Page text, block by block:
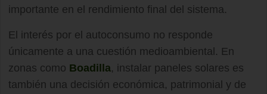
importante en el rendimiento final del sistema.
El interés por el autoconsumo no responde
únicamente a una cuestión medioambiental. En
zonas como Boadilla, instalar paneles solares es
también una decisión económica, patrimonial y de